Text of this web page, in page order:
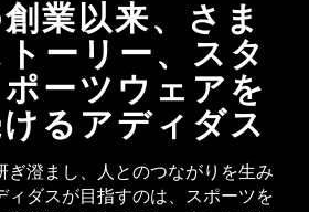
業以来、さま
ーリー、スタ
ーツウェアを
るアディダス
ぎ澄まし、人とのつながりを生み
ィダスが目指すのは、スポーツを